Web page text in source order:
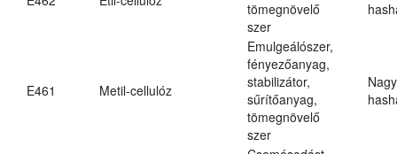
tömegnövelő
szer
E461 Metil-cellulóz
Emulgeálószer,
fényezőanyag,
stabilizátor,
sűrítőanyag,
tömegnövelő
szer